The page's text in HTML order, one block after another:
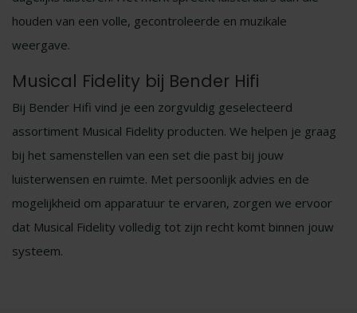
houden van een volle, gecontroleerde en muzikale
weergave.
Musical Fidelity bij Bender Hifi
Bij Bender Hifi vind je een zorgvuldig geselecteerd
assortiment Musical Fidelity producten. We helpen je graag
bij het samenstellen van een set die past bij jouw
luisterwensen en ruimte. Met persoonlijk advies en de
mogelijkheid om apparatuur te ervaren, zorgen we ervoor
dat Musical Fidelity volledig tot zijn recht komt binnen jouw
systeem.